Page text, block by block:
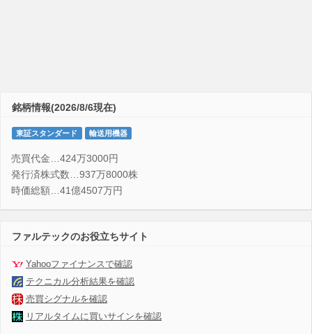
銘柄情報(2026/8/6現在)
東証スタンダード 輸送用機器
売買代金…424万3000円
発行済株式数…937万8000株
時価総額…41億4507万円
ファルテックのお役立ちサイト
Yahooファイナンスで確認
テクニカル分析結果を確認
売買シグナルを確認
リアルタイムに買いサインを確認